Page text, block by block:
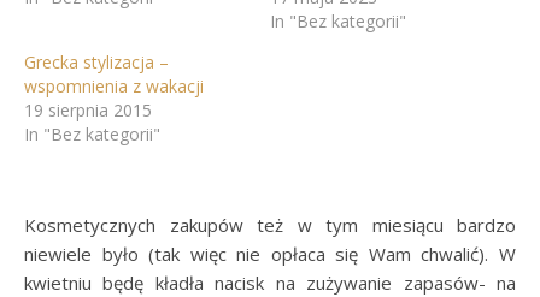
In "Bez kategorii"
Grecka stylizacja –
wspomnienia z wakacji
19 sierpnia 2015
In "Bez kategorii"
Kosmetycznych zakupów też w tym miesiącu bardzo
niewiele było (tak więc nie opłaca się Wam chwalić). W
kwietniu będę kładła nacisk na zużywanie zapasów- na